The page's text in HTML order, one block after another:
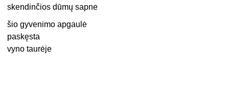
skendinčios dūmų sapne
šio gyvenimo apgaulė
paskęsta
vyno taurėje